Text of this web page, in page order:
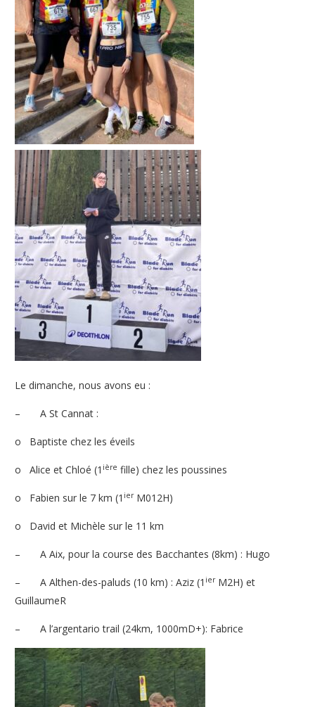
Le dimanche, nous avons eu :
– A St Cannat :
o Baptiste chez les éveils
o Alice et Chloé (1 ière fille) chez les poussines
o Fabien sur le 7 km (1 ierM012H)
o David et Michèle sur le 11 km
– A Aix, pour la course des Bacchantes (8km) : Hugo
– A Althen-des-paluds (10 km) : Aziz (1 ierM2H) et
GuillaumeR
– A l’argentario trail (24km, 1000mD+): Fabrice